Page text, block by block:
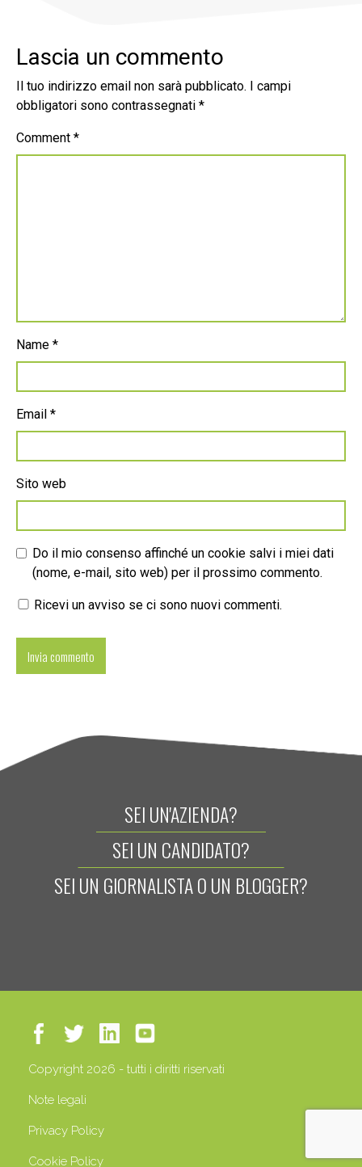
Lascia un commento
Il tuo indirizzo email non sarà pubblicato.
I campi
obbligatori sono contrassegnati *
Comment *
Name *
Email *
Sito web
Do il mio consenso affinché un cookie salvi i miei dati
(nome, e-mail, sito web) per il prossimo commento.
Ricevi un avviso se ci sono nuovi commenti.
SEI UN'AZIENDA?
SEI UN CANDIDATO?
SEI UN GIORNALISTA O UN BLOGGER?
Copyright 2026 - tutti i diritti riservati
Note legali
Privacy Policy
Cookie Policy